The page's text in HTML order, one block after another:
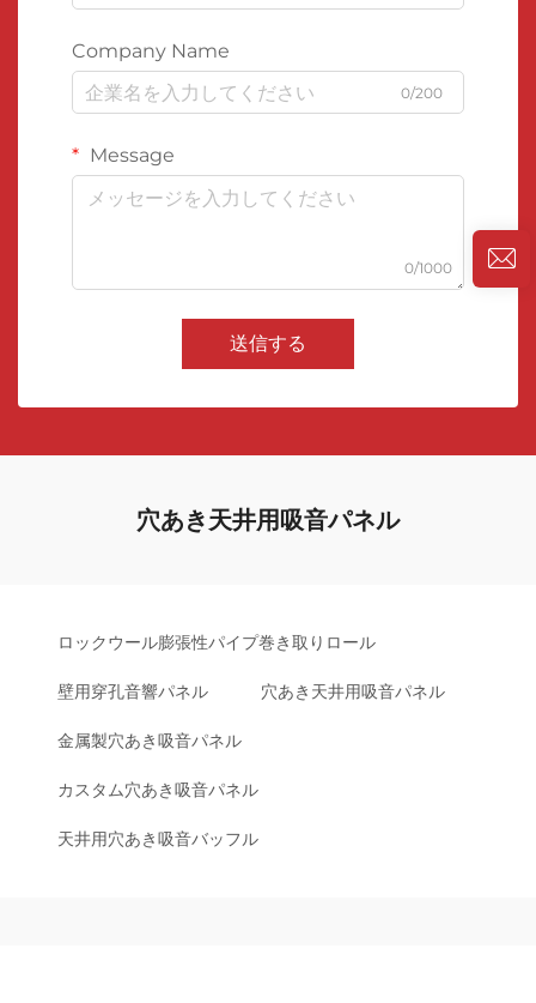
Company Name
0/200
Message
0/1000
送信する
穴あき天井用吸音パネル
ロックウール膨張性パイプ巻き取りロール
壁用穿孔音響パネル 穴あき天井用吸音パネル
金属製穴あき吸音パネル
カスタム穴あき吸音パネル
天井用穴あき吸音バッフル